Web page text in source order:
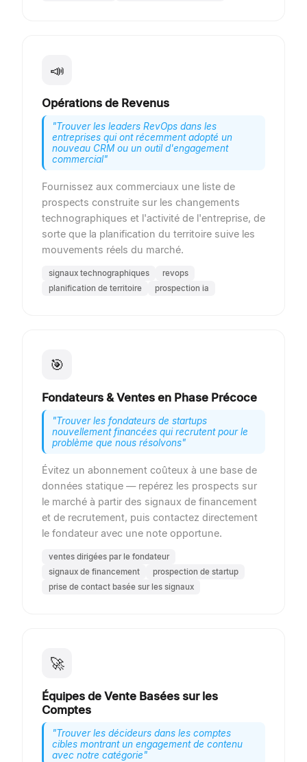
📣
Opérations de Revenus
"Trouver les leaders RevOps dans les
entreprises qui ont récemment adopté un
nouveau CRM ou un outil d'engagement
commercial"
Fournissez aux commerciaux une liste de
prospects construite sur les changements
technographiques et l'activité de l'entreprise, de
sorte que la planification du territoire suive les
mouvements réels du marché.
signaux technographiques
revops
planification de territoire
prospection ia
🎯
Fondateurs & Ventes en Phase Précoce
"Trouver les fondateurs de startups
nouvellement financées qui recrutent pour le
problème que nous résolvons"
Évitez un abonnement coûteux à une base de
données statique — repérez les prospects sur
le marché à partir des signaux de financement
et de recrutement, puis contactez directement
le fondateur avec une note opportune.
ventes dirigées par le fondateur
signaux de financement
prospection de startup
prise de contact basée sur les signaux
🚀
Équipes de Vente Basées sur les
Comptes
"Trouver les décideurs dans les comptes
cibles montrant un engagement de contenu
avec notre catégorie"